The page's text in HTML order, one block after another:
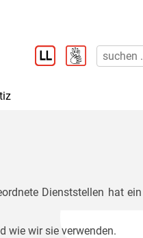
Dienststellen hat
wie wir sie verwenden.